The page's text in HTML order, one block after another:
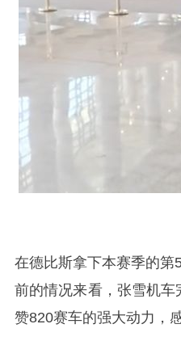
在德比斯拿下本赛季的第
前的情况来看，张雪机
赞820赛车的强大动力，